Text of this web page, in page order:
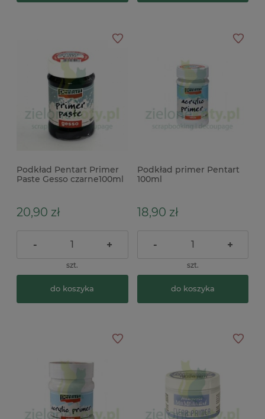
Podkład Pentart Primer
Paste Gesso czarne100ml
20,90 zł
- +
szt.
do koszyka
Podkład primer Pentart
100ml
18,90 zł
- +
szt.
do koszyka